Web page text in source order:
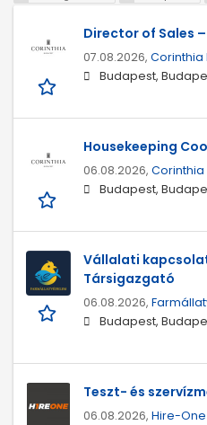
Director of Sales
07.08.2026, Corinthia
Budapest,
Housekeeping
06.08.2026,
Budapest,
Vállalati
Társigazgató
06.08.2026,
Budapest,
Teszt- és
06.08.2026, Hire-One